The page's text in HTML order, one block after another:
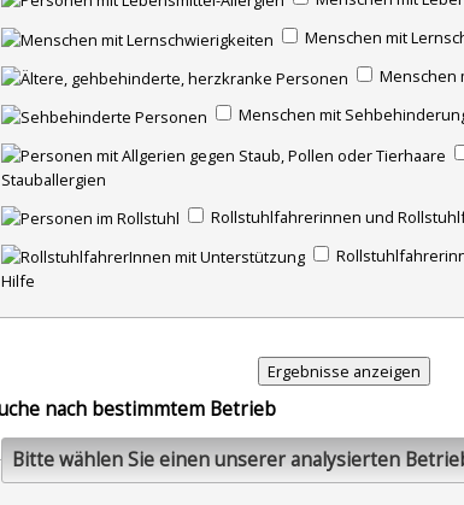
Menschen mit
Menschen
Menschen mit
Stauballergien
Rollstuhlfahrerinnen und
Hilfe
nach bestimmtem Betrieb
Bitte wählen Sie einen unserer analysierten